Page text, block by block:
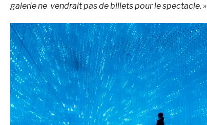
galerie ne vendrait pas de billets pour le spectacle. »